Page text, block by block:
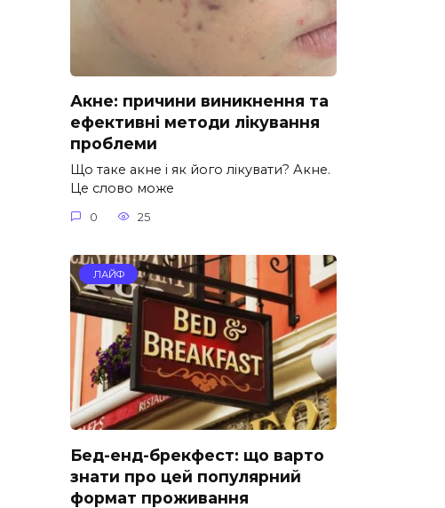
Акне: причини виникнення та
ефективні методи лікування
проблеми
Що таке акне і як його лікувати? Акне.
Це слово може
0 25
ЛАЙФ
Бед-енд-брекфест: що варто
знати про цей популярний
формат проживання